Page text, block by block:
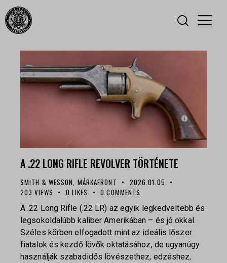
A .22 LONG RIFLE REVOLVER TÖRTÉNETE
SMITH & WESSON MÁRKAFRONT
2026.01.05
203 VIEWS 0 LIKES 0 COMMENTS
A .22 Long Rifle (.22 LR) az egyik legkedveltebb és
legsokoldalúbb kaliber Amerikában – és jó okkal.
Széles körben elfogadott mint az ideális lőszer
fiatalok és kezdő lövők oktatásához, de ugyanúgy
használják szabadidős lövészethez, edzéshez,